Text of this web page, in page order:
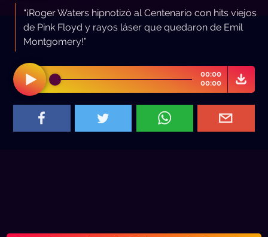
“¡Roger Waters hipnotizó al Centenario con hits viejos
de Pink Floyd y rayos láser que quedaron de Emil
Montgomery!”
00:00
00:00